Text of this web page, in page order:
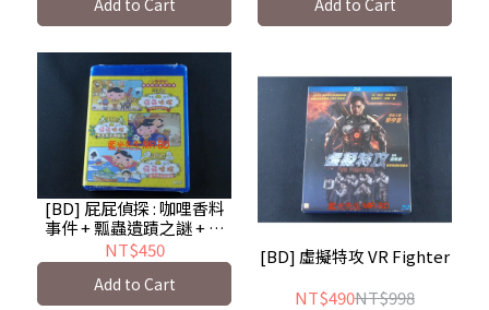
Add to Cart Add to Cart
[BD] 屁屁偵探 : 咖哩香料
事件 + 瓢蟲遺蹟之謎 + 舒
芙蕾島的秘密 三集連映
Butt Detective
NT$450
Add to Cart
[BD] 虛擬特攻 VR Fighter
NT$490NT$998